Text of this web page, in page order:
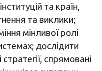
та країн,
та виклики;
мінливої ролі
дослідити
стратегії, спрямовані